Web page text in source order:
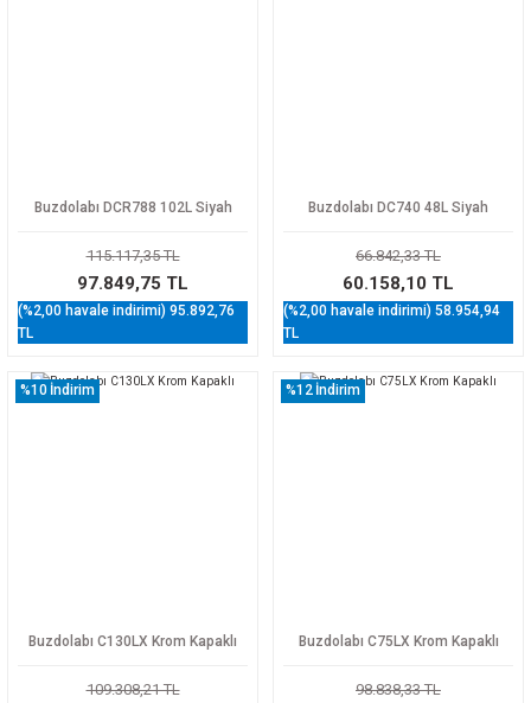
Buzdolabı DCR788 102L Siyah
115.117,35 TL
97.849,75 TL
(%2,00 havale indirimi) 95.892,76
TL
Buzdolabı DC740 48L Siyah
66.842,33 TL
60.158,10 TL
(%2,00 havale indirimi) 58.954,94
TL
%10 İndirim
Buzdolabı C130LX Krom Kapaklı
109.308,21 TL
%12 İndirim
Buzdolabı C75LX Krom Kapaklı
98.838,33 TL